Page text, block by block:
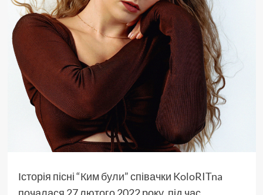
Історія пісні “Ким були” співачки KoloRITna